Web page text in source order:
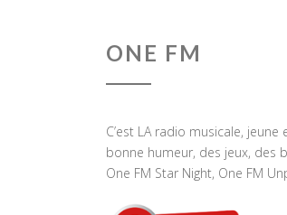
ONE FM
C’est LA radio musicale,
bonne humeur, des jeux, des
One FM Star Night, One FM